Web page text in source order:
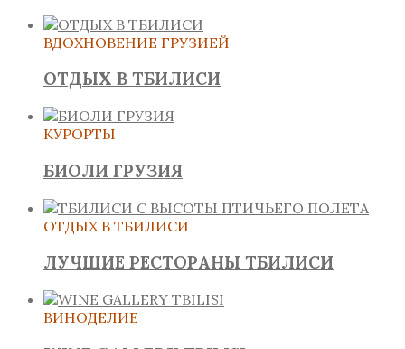
ВДОХНОВЕНИЕ ГРУЗИЕЙ
ОТДЫХ В ТБИЛИСИ
КУРОРТЫ
БИОЛИ ГРУЗИЯ
ОТДЫХ В ТБИЛИСИ
ЛУЧШИЕ РЕСТОРАНЫ ТБИЛИСИ
ВИНОДЕЛИЕ